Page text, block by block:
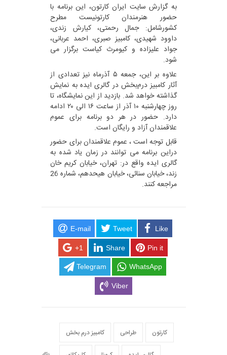
به گزارش سایت ایران کارتون، این برنامه با
حضور هنرمندان کارتونیست مطرح
کشورشامل: جمال رحمتی، کیارش زندی،
داوود شهیدی، کامبیز صبری، احمد عربانی،
جواد علیزاده و کیومرث کیاست برگزار می
شود.
علاوه بر این، جمعه ۵ آذرماه نیز تعدادی از
آثار کامبیز درم‌بخش در گالری ایده به نمایش
گذاشته خواهد شد. بازدید از این نمایشگاه، تا
روز چهارشنبه ۱۰ آذر از ساعت ۱۶ الی ۲۰ ادامه
دارد. حضور در هر دو برنامه برای عموم
علاقمندان آزاد و رایگان است.
قابل توجه است ، عموم علاقمندان برای حضور
دراین برنامه می توانند در زمان یاد شده به
گالری ایده واقع در: تهران، خیابان کریم خان
زند، خیابان سنائی، خیابان هیحدهم، شماره 26
مراجعه کنند.
E-mail Tweet Like
+1 Share Pin it
Telegram WhatsApp
Viber
کامبیز درم بخش طراحی کارتون